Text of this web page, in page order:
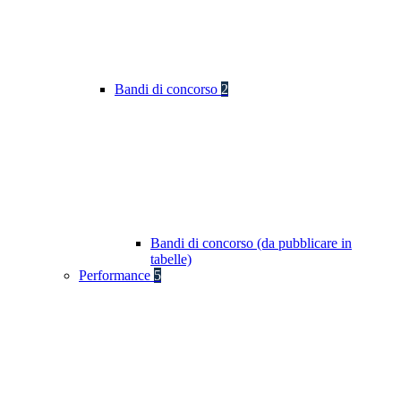
Bandi di concorso 2
Bandi di concorso (da pubblicare in
tabelle)
Performance 5